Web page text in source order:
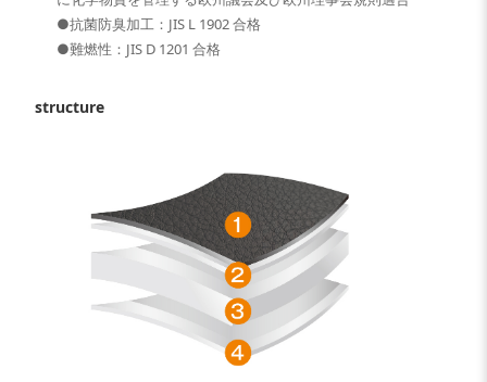
●抗菌防臭加工：JIS L 1902 合格
●難燃性：JIS D 1201 合格
structure